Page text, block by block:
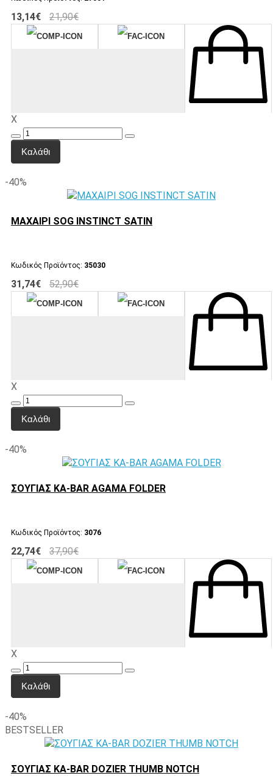
13,14€ 21,90€
X
Καλάθι
-40%
ΜΑΧΑΙΡΙ SOG INSTINCT SATIN
Κωδικός Προϊόντος: 35030
31,74€ 52,90€
X
Καλάθι
-40%
ΣΟΥΓΙΑΣ KA-BAR AGAMA FOLDER
Κωδικός Προϊόντος: 3076
22,74€ 37,90€
X
Καλάθι
-40%
BESTSELLER
ΣΟΥΓΙΑΣ KA-BAR DOZIER THUMB NOTCH